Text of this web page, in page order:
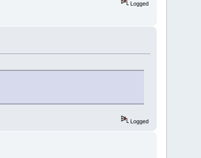
Logged
Logged